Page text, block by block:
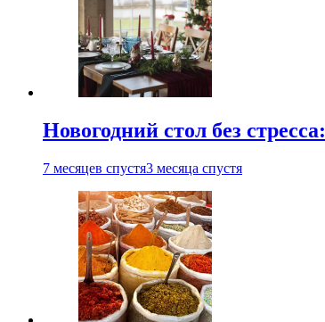
Новогодний стол без
7 месяцев спустя3 месяца спустя